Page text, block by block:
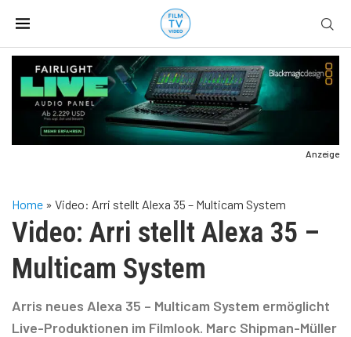
Anzeige
Home » Video: Arri stellt Alexa 35 – Multicam System
Video: Arri stellt Alexa 35 –
Multicam System
Arris neues Alexa 35 – Multicam System ermöglicht
Live-Produktionen im Filmlook. Marc Shipman-Müller